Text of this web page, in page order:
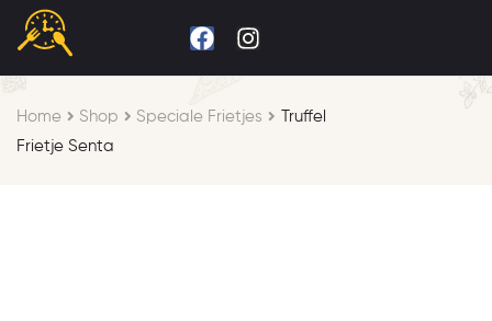
Home Shop Speciale Frietjes
Truffel
Frietje Senta